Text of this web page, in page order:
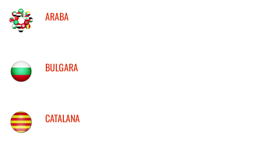
ARABA
BULGARA
CATALANA